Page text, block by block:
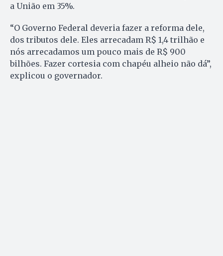
a União em 35%.
“O Governo Federal deveria fazer a reforma dele,
dos tributos dele. Eles arrecadam R$ 1,4 trilhão e
nós arrecadamos um pouco mais de R$ 900
bilhões. Fazer cortesia com chapéu alheio não dá”,
explicou o governador.